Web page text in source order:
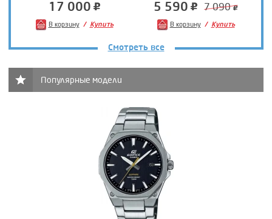
17 000
В корзину Купить
5 590 7 090
В корзину Купить
Смотреть все
Популярные модели